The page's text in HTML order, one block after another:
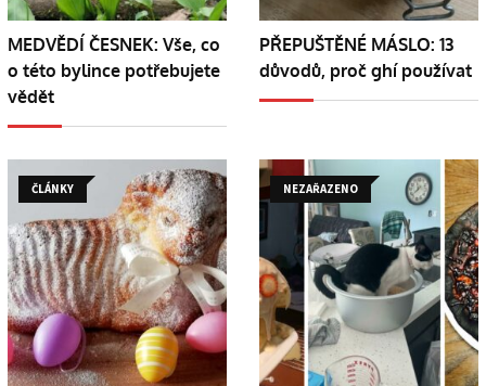
MEDVĚDÍ ČESNEK: Vše, co
o této bylince potřebujete
vědět
PŘEPUŠTĚNÉ MÁSLO: 13
důvodů, proč ghí používat
ČLÁNKY NEZAŘAZENO